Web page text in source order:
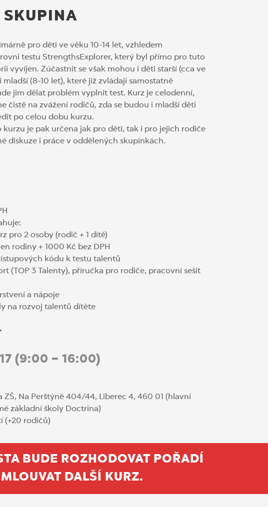
SKUPINA
pro děti ve věku 10-14 let, vzhledem
testu StrengthsExplorer, který byl přímo pro tuto
vyvíjen. Zúčastnit se však mohou i děti starší (cca ve
mladší (8-10 let), které již zvládají samostatně
jim dělat problém vyplnit test. Kurz je celodenní,
čistě na zvážení rodičů, zda se budou i mladší děti
po celou dobu kurzu.
kurzu je pak určena jak pro děti, tak i pro jejich rodiče
diskuze i práce v oddělených skupinkách.
pro 2 osoby (rodič + 1 dítě)
rodiny + 1000 Kč bez DPH
kódu k testu talentů
(TOP 3 Talenty), příručka pro rodiče, pracovní sešit
a nápoje
na rozvoj talentů dítěte
(9:00 – 16:00)
ZŠ, Na Perštýně 404/44, Liberec 4, 460 01 (hlavní
základní školy Doctrina)
(+20 rodičů)
BUDE ROZHODOVAT POŘADÍ
DALŠÍ KURZ.